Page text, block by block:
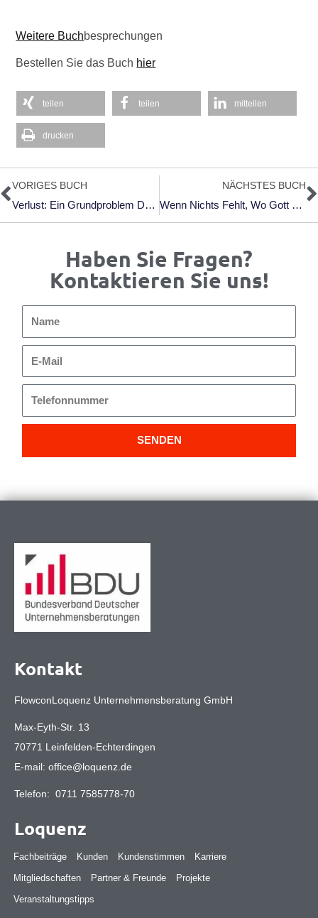
Weitere Buchbesprechungen
Bestellen Sie das Buch hier
teilen teilen mitteilen
drucken
Zurück
VORIGES BUCH
Verlust: Ein Grundproblem Der Moderne, Reckwitz; 13.10.2024
NÄCHSTES BUCH
Wenn Nichts Fehlt, Wo Gott Fehlt: Das Christentum Vor Der Religiösen Indifferenz, Von Jan Loffeld; 12.02.24
Haben Sie Fragen?
Kontaktieren Sie uns!
Mail
SENDEN
Kontakt
FlowconLoquenz Unternehmensberatung GmbH
Max-Eyth-Str. 13
70771 Leinfelden-Echterdingen
E-mail: office@loquenz.de
Telefon: 0711 7585778-70
Loquenz
Fachbeiträge Kunden Kundenstimmen
Karriere
Mitgliedschaften
Partner & Freunde
Projekte
Veranstaltungstipps